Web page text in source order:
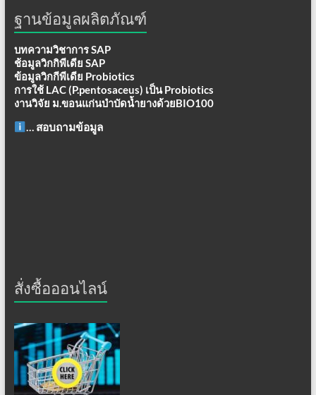
ฐานข้อมูลผลิตภัณฑ์
บทความวิชาการ SAP
ช้อมูลวิกกิพีเดีย SAP
ข้อมูลวิกกีพีเดีย Probiotics
การใช้ LAC (P.pentosaceus) เป็น Probiotics
งานวิจัย ม.ขอนแก่นบำบัดน้ำยางด้วยBIO100
… สอบถามข้อมูล
สั่งซื้อออนไลน์